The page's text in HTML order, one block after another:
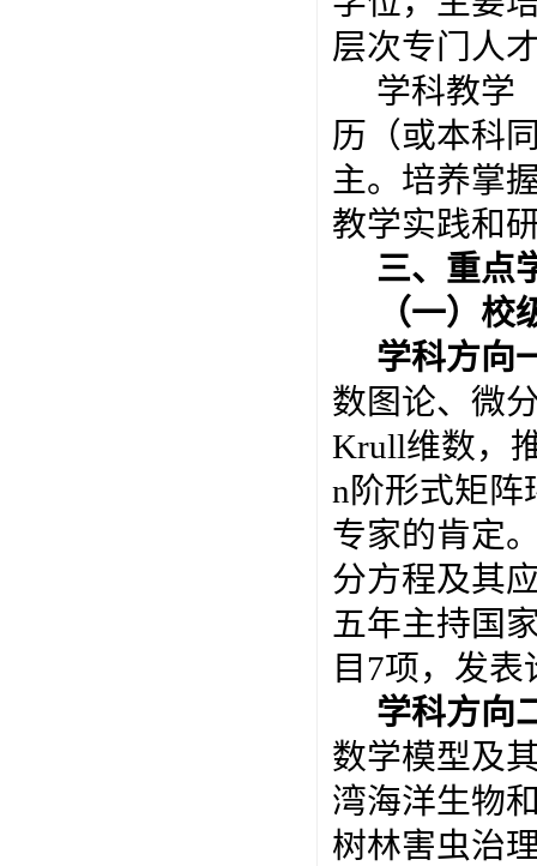
层次专门人
学科教学
历（或本科
主。培养掌
教学实践和
三、 重点
（一）校
学科方向
数图论、微
Krull维数，
n阶形式矩阵
专家的肯定
分方程及其
五年主持国
目7项，发
学科方向
数学模型及
湾海洋生物
树林害虫治